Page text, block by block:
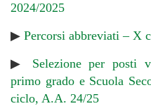
2024/2025
▶ Percorsi abbreviati – X
▶ Selezione per posti
primo grado e Scuola
ciclo, A.A. 24/25